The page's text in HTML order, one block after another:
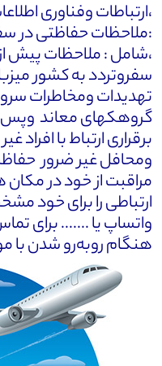
،ارتباطات وفناوری
:ملاحظات حفاظتی در
،شامل : ملاحظات پیش
سفروتردد به کشور
تهدیدات ومخاطرات
گروهکهای معاند وپس
برقراری ارتباط با
ومحافل غیر ضرور
مراقبت از خود در
ارتباطی را برای خود
واتساپ یا ....... برای
هنگام روبه‌رو شدن